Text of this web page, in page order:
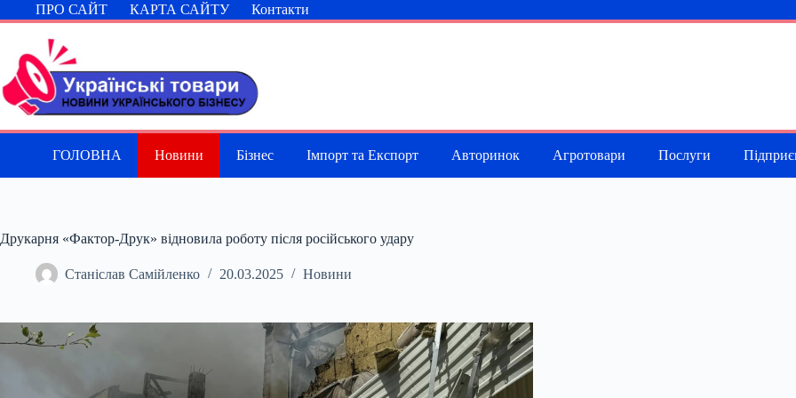
Перейти
до
ПРО САЙТ КАРТА САЙТУ Контакти
ГОЛОВНА Новини Бізнес Імпорт та Експорт Авторинок Агротовари Послуги
Друкарня «Фактор-Друк» відновила роботу після російського удару
Станіслав Самійленко 20.03.2025 Новини